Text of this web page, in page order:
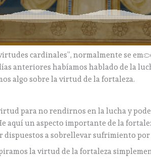
cardinales”, normalmente se
anteriores habíamos hablado de la
algo sobre la virtud de la fortaleza.
para no rendirnos en la lucha y
aquí un aspecto importante de la
dispuestos a sobrellevar sufrimiento por
la virtud de la fortaleza